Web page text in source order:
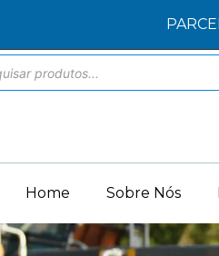
Home Sobre Nós